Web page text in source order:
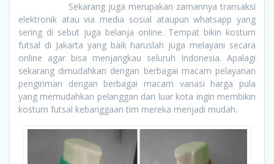
Sekarang juga merupakan zamannya transaksi
elektronik atau via media sosial ataupun whatsapp yang
sering di sebut juga belanja online. Tempat bikin kostum
futsal di Jakarta yang baik haruslah juga melayani secara
online agar bisa menjangkau seluruh Indonesia. Apalagi
sekarang dimudahkan dengan berbagai macam pelayanan
pengiriman dengan berbagai macam variasi harga pula
yang memudahkan pelanggan dari luar kota ingin membikin
kostum futsal kebanggaan tim mereka menjadi mudah.